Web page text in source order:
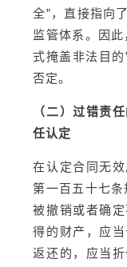
全”，直接指向
监管体系。因
式掩盖非法目的
否定。
（二）过错责
任认定
在认定合同无
第一百五十七条
被撤销或者确
得的财产，应
返还的，应当